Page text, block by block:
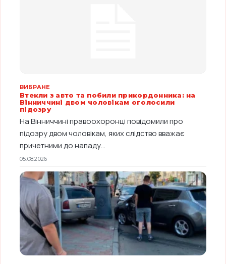
ВИБРАНЕ
Втекли з авто та побили прикордонника: на
Вінниччині двом чоловікам оголосили
підозру
На Вінниччині правоохоронці повідомили про
підозру двом чоловікам, яких слідство вважає
причетними до нападу...
05.08.2026